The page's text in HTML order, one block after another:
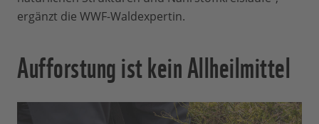
ergänzt die WWF-Waldexpertin.
Aufforstung ist kein Allheilmittel